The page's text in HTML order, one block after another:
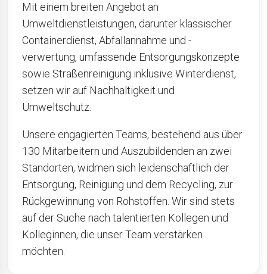
Mit einem breiten Angebot an
Umweltdienstleistungen, darunter klassischer
Containerdienst, Abfallannahme und -
verwertung, umfassende Entsorgungskonzepte
sowie Straßenreinigung inklusive Winterdienst,
setzen wir auf Nachhaltigkeit und
Umweltschutz.
Unsere engagierten Teams, bestehend aus über
130 Mitarbeitern und Auszubildenden an zwei
Standorten, widmen sich leidenschaftlich der
Entsorgung, Reinigung und dem Recycling, zur
Rückgewinnung von Rohstoffen. Wir sind stets
auf der Suche nach talentierten Kollegen und
Kolleginnen, die unser Team verstärken
möchten.